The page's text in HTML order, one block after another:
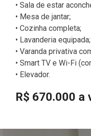
• Sala de estar
• Mesa de jantar;
• Cozinha completa;
• Lavanderia equipada;
• Varanda privativa
• Smart TV e Wi-Fi
• Elevador.
R$ 670.000 a